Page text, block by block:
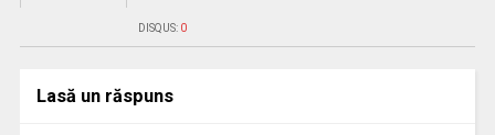
DISQUS: 0
Lasă un răspuns